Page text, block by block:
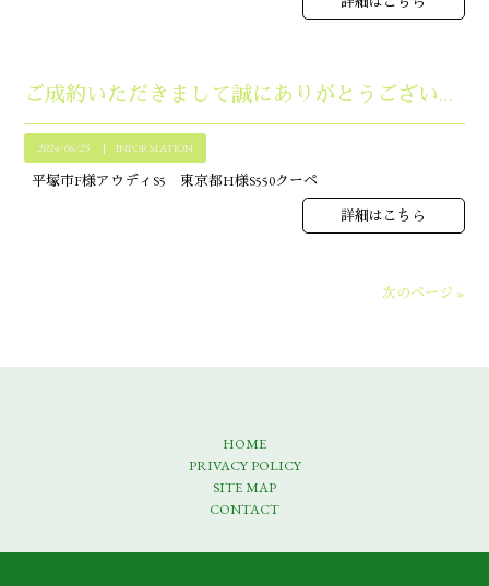
ご成約いただきまして誠にありがとうございます！！
2024/06/25 INFORMATION
平塚市F様アウディS5 東京都H様S550クーペ
詳細はこちら
次のページ »
HOME
PRIVACY POLICY
SITE MAP
CONTACT